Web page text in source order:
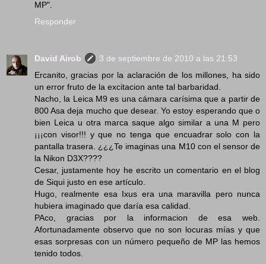
MP".
Responder
David Airob
3 de septiembre de 2010 a las 21:53
Ercanito, gracias por la aclaración de los millones, ha sido
un error fruto de la excitacion ante tal barbaridad.
Nacho, la Leica M9 es una cámara carísima que a partir de
800 Asa deja mucho que desear. Yo estoy esperando que o
bien Leica u otra marca saque algo similar a una M pero
¡¡¡con visor!!! y que no tenga que encuadrar solo con la
pantalla trasera. ¿¿¿Te imaginas una M10 con el sensor de
la Nikon D3X????
Cesar, justamente hoy he escrito un comentario en el blog
de Siqui justo en ese artículo.
Hugo, realmente esa Ixus era una maravilla pero nunca
hubiera imaginado que daría esa calidad.
PAco, gracias por la informacion de esa web.
Afortunadamente observo que no son locuras mías y que
esas sorpresas con un número pequeño de MP las hemos
tenido todos.